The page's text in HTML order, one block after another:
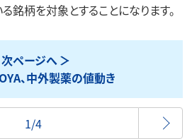
銘柄を対象とすることになります。
次ページへ
、中外製薬の値動き
1/4